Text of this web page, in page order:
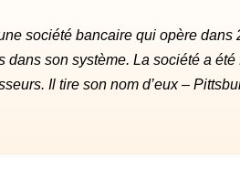
société bancaire qui opère dans
son système. La société a été
Il tire son nom d’eux –